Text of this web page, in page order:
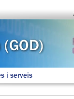
i serveis